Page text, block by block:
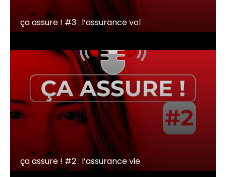
ça assure ! #3 : l’assurance vol
ça assure ! #2 : l’assurance vie